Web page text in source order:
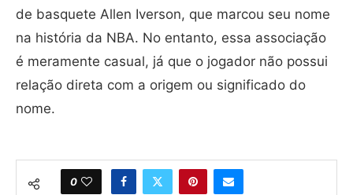
de basquete Allen Iverson, que marcou seu nome
na história da NBA. No entanto, essa associação
é meramente casual, já que o jogador não possui
relação direta com a origem ou significado do
nome.
0